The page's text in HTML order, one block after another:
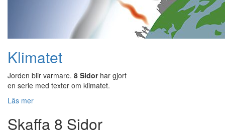
Klimatet
Jorden blir varmare. 8 Sidorhar gjort
en serie med texter om klimatet.
Läs mer
Skaffa 8 Sidor